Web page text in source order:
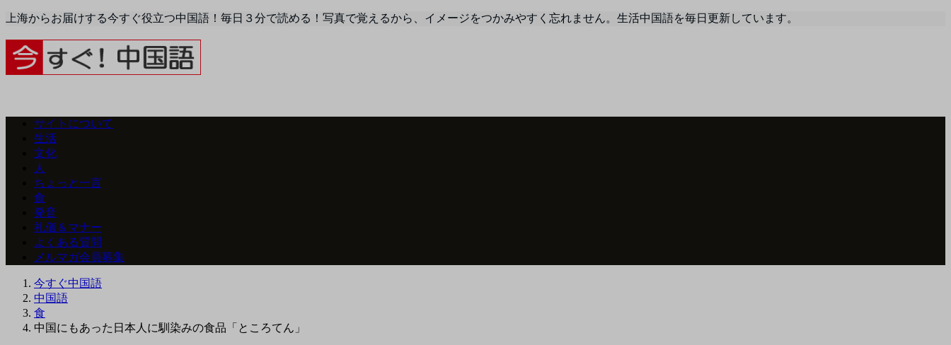
上海からお届けする今すぐ役立つ中国語！毎日３分で読める！写真で覚えるから、イメージをつかみやすく忘れません。生活中国語を毎日更新しています。
サイトについて
生活
文化
人
ちょっと一言
食
発音
礼儀＆マナー
よくある質問
メルマガ会員募集
今すぐ中国語
中国語
食
中国にもあった日本人に馴染みの食品「ところてん」